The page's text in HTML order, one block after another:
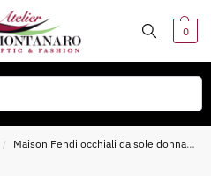
0
/ Maison Fendi occhiali da sole donna